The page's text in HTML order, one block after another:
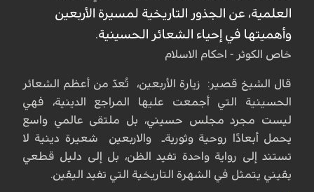
العلمية، عن الجذور التاريخية لمسيرة الأربعين
وأهميتها في إحياء الشعائر الحسينية.
خاص الكوثر - احكام الاسلام
قال الشيخ قصير: زيارة الأربعين، تُعدّ من أعظم الشعائر
الحسينية التي أجمعت عليها المراجع الدينية، فهي
ليست مجرد مجلس حسيني، بل ملتقى عالمي واسع
يحمل أبعادًا روحية وثوريةـ والاربعين شعيرة دينية لا
تستند إلى رواية واحدة تفيد الظن، بل إلى دليل قطعي
يقيني يتمثل في الشهرة التاريخية التي تفيد اليقين.